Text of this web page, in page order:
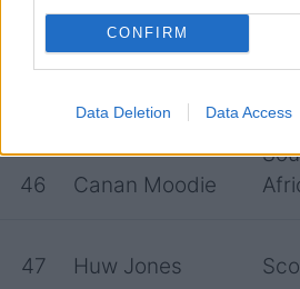
CONFIRM
Data Deletion Data Access
44
Sam Lousi
Ben-Jason Dixon
46 Canan Moodie
47 Huw Jones